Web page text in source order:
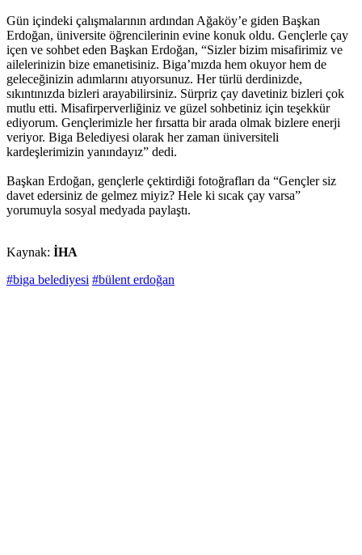
Gün içindeki çalışmalarının ardından Ağaköy’e giden Başkan
Erdoğan, üniversite öğrencilerinin evine konuk oldu. Gençlerle çay
içen ve sohbet eden Başkan Erdoğan, “Sizler bizim misafirimiz ve
ailelerinizin bize emanetisiniz. Biga’mızda hem okuyor hem de
geleceğinizin adımlarını atıyorsunuz. Her türlü derdinizde,
sıkıntınızda bizleri arayabilirsiniz. Sürpriz çay davetiniz bizleri çok
mutlu etti. Misafirperverliğiniz ve güzel sohbetiniz için teşekkür
ediyorum. Gençlerimizle her fırsatta bir arada olmak bizlere enerji
veriyor. Biga Belediyesi olarak her zaman üniversiteli
kardeşlerimizin yanındayız” dedi.
Başkan Erdoğan, gençlerle çektirdiği fotoğrafları da “Gençler siz
davet edersiniz de gelmez miyiz? Hele ki sıcak çay varsa”
yorumuyla sosyal medyada paylaştı.
Kaynak: İHA
#biga belediyesi #bülent erdoğan